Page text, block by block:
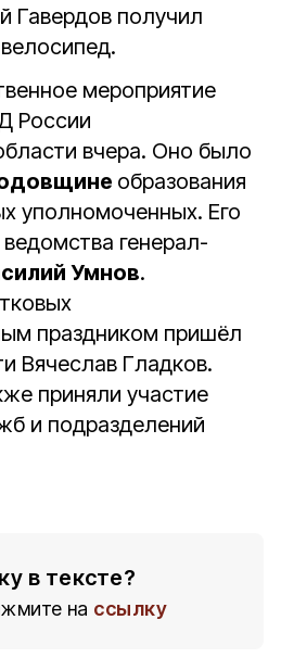
Гавердов получил
мероприятие
России
вчера. Оно было
образования
уполномоченных. Его
генерал-
Умнов.
праздником пришёл
Вячеслав Гладков.
приняли участие
и подразделений
в тексте?
на ссылку